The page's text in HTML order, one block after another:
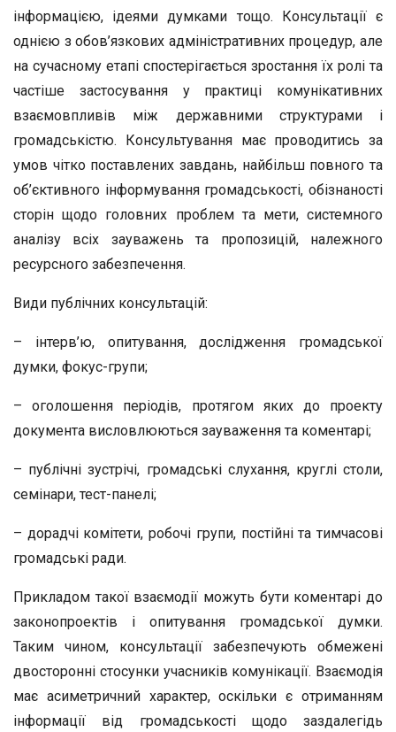
інформацією, ідеями думками тощо. Консультації є
однією з обов’язкових адміністративних процедур, але
на сучасному етапі спостерігається зростання їх ролі та
частіше застосування у практиці комунікативних
взаємовпливів між державними структурами і
громадськістю. Консультування має проводитись за
умов чітко поставлених завдань, найбільш повного та
об’єктивного інформування громадськості, обізнаності
сторін щодо головних проблем та мети, системного
аналізу всіх зауважень та пропозицій, належного
ресурсного забезпечення.
Види публічних консультацій:
– інтерв’ю, опитування, дослідження громадської
думки, фокус-групи;
– оголошення періодів, протягом яких до проекту
документа висловлюються зауваження та коментарі;
– публічні зустрічі, громадські слухання, круглі столи,
семінари, тест-панелі;
– дорадчі комітети, робочі групи, постійні та тимчасові
громадські ради.
Прикладом такої взаємодії можуть бути коментарі до
законопроектів і опитування громадської думки.
Таким чином, консультації забезпечують обмежені
двосторонні стосунки учасників комунікації. Взаємодія
має асиметричний характер, оскільки є отриманням
інформації від громадськості щодо заздалегідь